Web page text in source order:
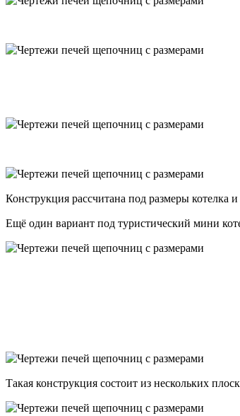
Конструкция рассчитана под размеры котелка
Ещё один вариант под туристический мини
Такая конструкция состоит из нескольких